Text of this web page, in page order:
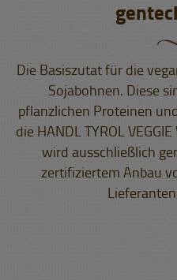
Die Basiszutat für die
Sojabohnen. Diese
pflanzlichen Proteinen
die HANDL TYROL
wird ausschließlich
zertifiziertem Anbau